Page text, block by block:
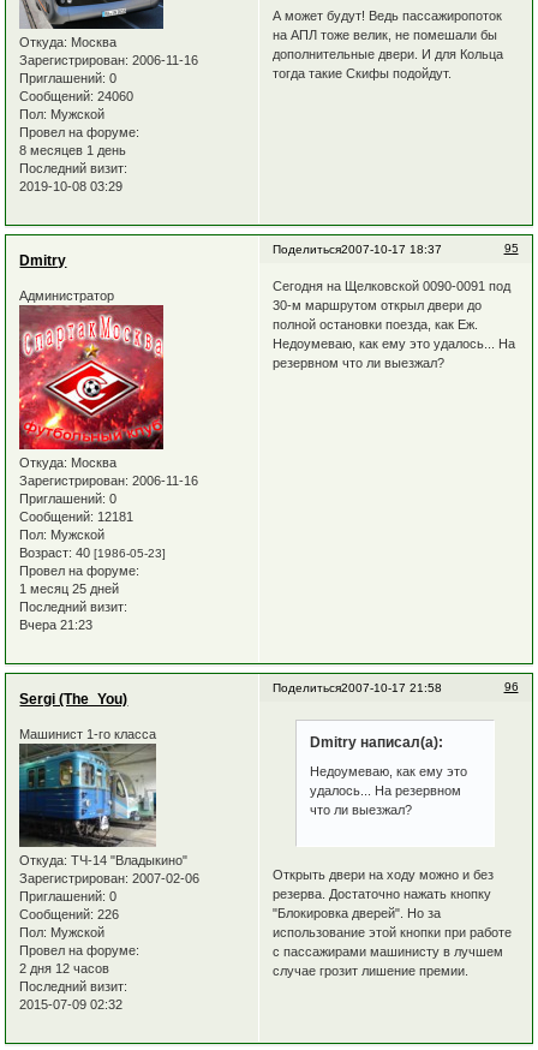
Откуда: Москва
Зарегистрирован: 2006-11-16
Приглашений: 0
Сообщений: 24060
Пол: Мужской
Провел на форуме:
8 месяцев 1 день
Последний визит:
2019-10-08 03:29
А может будут! Ведь пассажиропоток
на АПЛ тоже велик, не помешали бы
дополнительные двери. И для Кольца
тогда такие Скифы подойдут.
Поделиться 95
2007-10-17 18:37
Dmitry
Администратор
Откуда: Москва
Зарегистрирован: 2006-11-16
Приглашений: 0
Сообщений: 12181
Пол: Мужской
Возраст: 40[1986-05-23]
Провел на форуме:
1 месяц 25 дней
Последний визит:
Вчера 21:23
Сегодня на Щелковской 0090-0091 под
30-м маршрутом открыл двери до
полной остановки поезда, как Еж.
Недоумеваю, как ему это удалось... На
резервном что ли выезжал?
Поделиться 96
2007-10-17 21:58
Sergi (The_You)
Машинист 1-го класса
Откуда: ТЧ-14 "Владыкино"
Зарегистрирован: 2007-02-06
Приглашений: 0
Сообщений: 226
Пол: Мужской
Провел на форуме:
2 дня 12 часов
Последний визит:
2015-07-09 02:32
Dmitry написал(а):
Недоумеваю, как ему это
удалось... На резервном
что ли выезжал?
Открыть двери на ходу можно и без
резерва. Достаточно нажать кнопку
"Блокировка дверей". Но за
использование этой кнопки при работе
с пассажирами машинисту в лучшем
случае грозит лишение премии.